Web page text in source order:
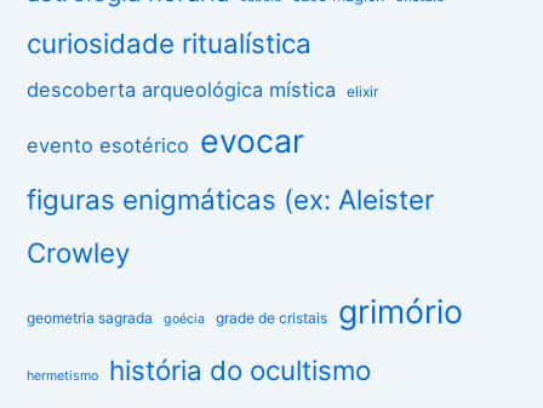
curiosidade ritualística
descoberta arqueológica mística elixir
evento esotérico evocar
figuras enigmáticas (ex: Aleister
Crowley
geometria sagrada goécia grade de cristais grimório
hermetismo história do ocultismo